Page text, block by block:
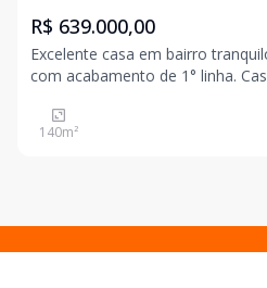
R$ 639.000,00
Excelente casa em bairro
com acabamento de 1° linha. Casa composta por 03
140m²